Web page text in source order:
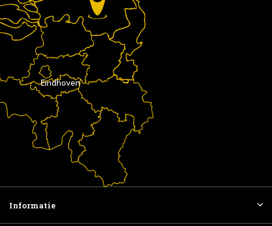
Eindhoven
Informatie